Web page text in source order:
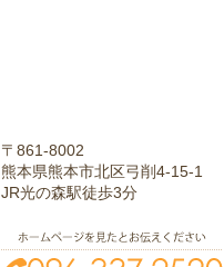
〒861-8002
熊本県熊本市北区弓削4-15-1
JR光の森駅徒歩3分